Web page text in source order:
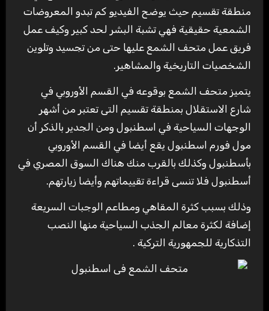
منطقة تقسيم حيث يوضح الفيديو كم تبدو المعروضات
الشمعية حقيقية فهي تشبة البشر لحد كبير وكيف عمل
فريق عمل متحف الشمع عليها حتى من تجسيد وتلوين
الشخصيات التاريخية والمشاهير.
يتميز متحف الشمع بوقوعه في القسم الأوروبي في
شارع الاستقلال بمنطقة تقسيم التى تعتبر من أشهر
الوجهات السياحية في اسطنبول ومن الجدير بالذكر أن
مول فورم اسطنبول يقع أيضا في القسم الأوروبي
بأسطنبول وكذلك بالقرب منك هناك السوق المصري في
أسطنبول فلا تنسى قراءة تقييماتهم وأيضا زيارتهم.
وذلك بسبب كثرة المقاهي ومطاعم الوجبات السريعة
إضافة لكثرة معالم الجذب السياحية منها النصب
التذكارية للجمهورية التركية .